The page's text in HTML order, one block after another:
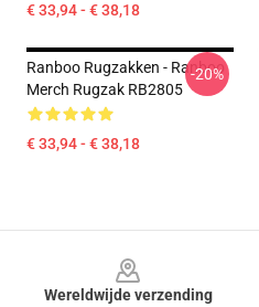
€ 33,94 - € 38,18
Ranboo Rugzakken - Ranboo
Merch Rugzak RB2805
€ 33,94 - € 38,18
-20%
Wereldwijde verzending